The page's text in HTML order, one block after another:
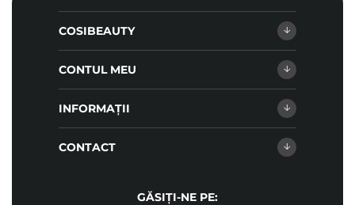
COSIBEAUTY
CONTUL MEU
INFORMAȚII
CONTACT
GĂSIȚI-NE PE: